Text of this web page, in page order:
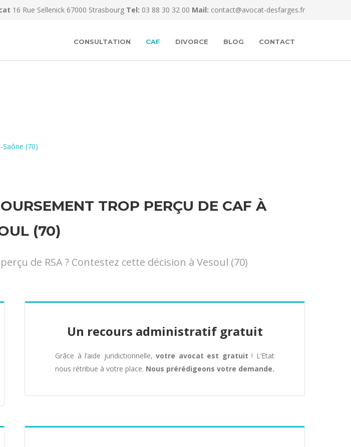
16 Rue Sellenick 67000 Strasbourg Tel: 03 88 30 32 00 Mail: contact@avocat-desfarges.fr
CONSULTATION CAF DIVORCE BLOG CONTACT
(70)
TROP PERÇU DE CAF À
(70)
de RSA ? Contestez cette décision à Vesoul (70)
Un recours administratif gratuit
Grâce à l’aide juridictionnelle,votre avocat est gratuit ! L’Etat
nous rétribue à votre place. Nous prérédigeons votre demande.